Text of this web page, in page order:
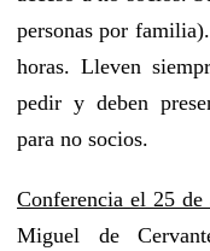
personas por
horas. Lleven
pedir y deben
para no socios.
Conferencia el 25 de
Miguel de